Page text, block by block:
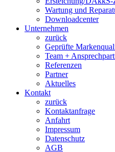
Wartung und
Downloadcenter
Unternehmen
zurück
Geprüfte
Team +
Referenzen
Partner
Aktuelles
Kontakt
zurück
Kontaktanfrage
Anfahrt
Impressum
Datenschutz
AGB